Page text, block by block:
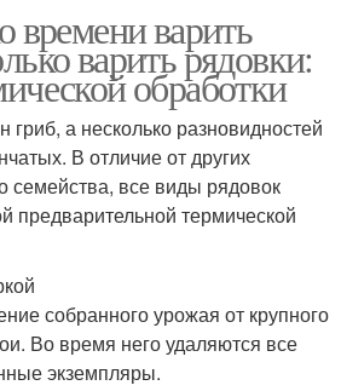
времени варить
варить рядовки:
обработки
гриб, а несколько разновидностей
В отличие от других
семейства, все виды рядовок
предварительной термической
собранного урожая от крупного
Во время него удаляются все
экземпляры.